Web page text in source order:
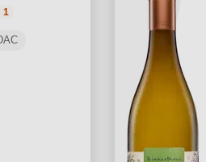
Bewertung von 5 von 5
1